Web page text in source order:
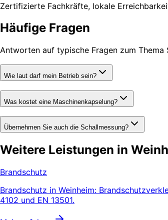
Zertifizierte Fachkräfte, lokale
Häufige Fragen
Antworten auf typische Fragen zum Thema
Wie laut darf mein Betrieb sein?
Was kostet eine Maschinenkapselung?
Übernehmen Sie auch die Schallmessung?
Weitere Leistungen in
Brandschutz
Brandschutz in Weinheim:
4102 und EN 13501.